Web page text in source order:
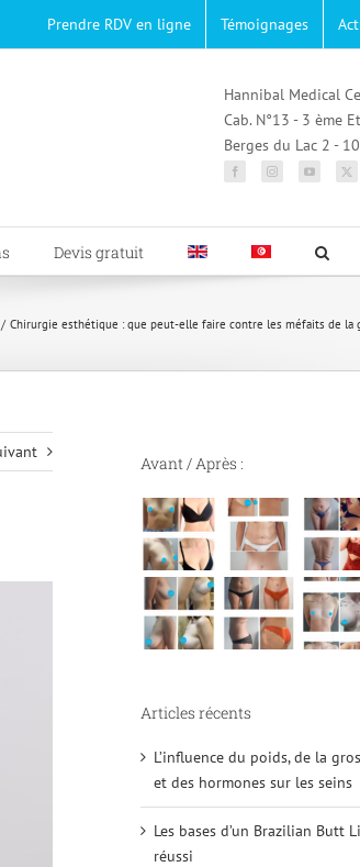
Prendre RDV en ligne Témoignages
Hannibal Medical
Cab. N°13 - 3 ème
Berges du Lac 2 -
Devis gratuit
Chirurgie esthétique : que peut-elle faire contre les méfaits de la
Avant / Après :
Articles récents
L’influence du poids, de la
et des hormones sur les seins
Les bases d’un Brazilian Butt
réussi